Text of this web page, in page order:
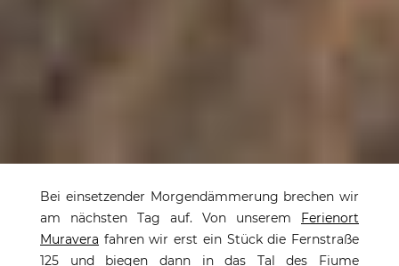
die Nuraghe von
Arrubiu
Bei einsetzender Morgendämmerung brechen wir
am nächsten Tag auf. Von unserem Ferienort
Muravera fahren wir erst ein Stück die Fernstraße
125 und biegen dann in das Tal des Fiume